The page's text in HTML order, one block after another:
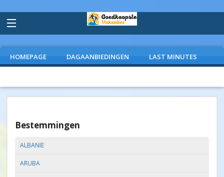
HOMEPAGE DAGAANBIEDINGEN LAST MINUTES
Bestemmingen
ALBANIE
ARUBA